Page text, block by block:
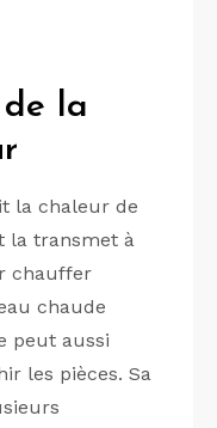
la
la chaleur de
la transmet à
chauffer
chaude
peut aussi
les pièces. Sa